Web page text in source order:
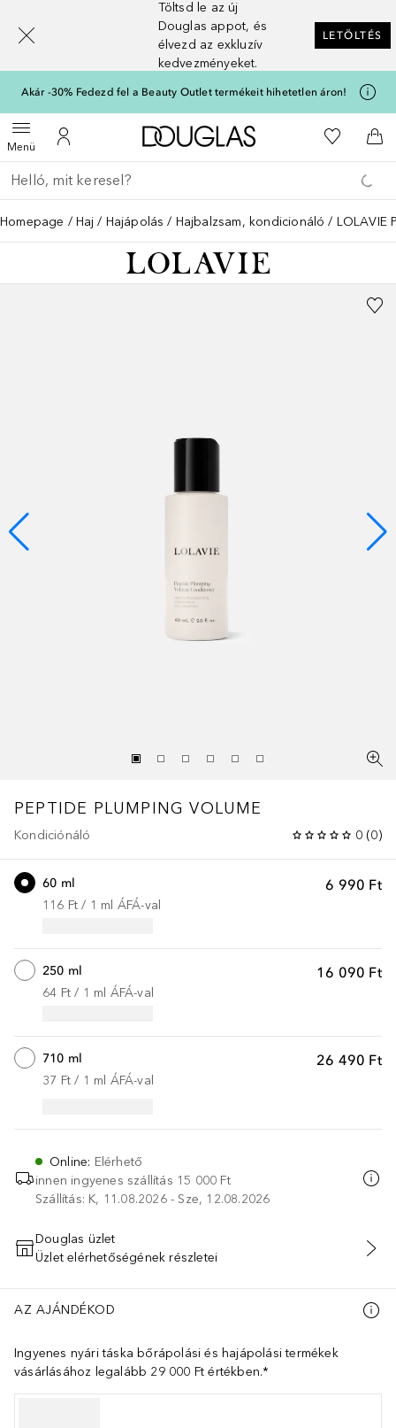
Töltsd le az új
Douglas appot, és
élvezd az exkluzív
kedvezményeket.
LETÖLTÉS
Akár -30% Fedezd fel a Beauty Outlet termékeit hihetetlen áron!
MenüMenü megnyitása
A fiókomhoz
A Douglas Főoldalra
A
Menj vissza
Keresés végrehajtása
Homepage Haj Hajápolás Hajbalzsam, kondicionáló LOLAVIE
PEPTIDE PLUMPING VOLUME
Kondiciónáló 0 (0)
6 990 Ft
60 ml
116 Ft / 1 ml ÁFÁ-val
16 090 Ft
250 ml
64 Ft / 1 ml ÁFÁ-val
26 490 Ft
710 ml
37 Ft / 1 ml ÁFÁ-val
Online: Elérhető
innen ingyenes szállítás 15 000 Ft
Szállítás: K, 11.08.2026 - Sze, 12.08.2026
KOSÁRBA HELYEZÉS
Douglas üzlet
Üzlet elérhetőségének részletei
AZ AJÁNDÉKOD
Ingyenes nyári táska bőrápolási és hajápolási termékek
vásárlásához legalább 29 000 Ft értékben.*
[navigation.slideout.screenreader]